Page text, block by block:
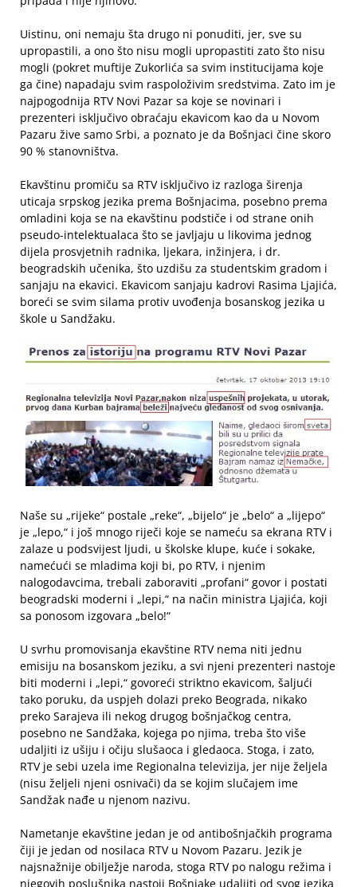
Uistinu, oni nemaju šta drugo ni ponuditi, jer, sve su
upropastili, a ono što nisu mogli upropastiti zato što nisu
mogli (pokret muftije Zukorlića sa svim institucijama koje
ga čine) napadaju svim raspoloživim sredstvima. Zato im je
najpogodnija RTV Novi Pazar sa koje se novinari i
prezenteri isključivo obraćaju ekavicom kao da u Novom
Pazaru žive samo Srbi, a poznato je da Bošnjaci čine skoro
90 % stanovništva.
Ekavštinu promiču sa RTV isključivo iz razloga širenja
uticaja srpskog jezika prema Bošnjacima, posebno prema
omladini koja se na ekavštinu podstiče i od strane onih
pseudo-intelektualaca što se javljaju u likovima jednog
dijela prosvjetnih radnika, ljekara, inžinjera, i dr.
beogradskih učenika, što uzdišu za studentskim gradom i
sanjaju na ekavici. Ekavicom sanjaju kadrovi Rasima Ljajića,
boreći se svim silama protiv uvođenja bosanskog jezika u
škole u Sandžaku.
Naše su „rijeke“ postale „reke“, „bijelo“ je „belo“ a „lijepo“
je „lepo,“ i još mnogo riječi koje se nameću sa ekrana RTV i
zalaze u podsvijest ljudi, u školske klupe, kuće i sokake,
namećući se mladima koji bi, po RTV, i njenim
nalogodavcima, trebali zaboraviti „profani“ govor i postati
beogradski moderni i „lepi,“ na način ministra Ljajića, koji
sa ponosom izgovara „belo!“
U svrhu promovisanja ekavštine RTV nema niti jednu
emisiju na bosanskom jeziku, a svi njeni prezenteri nastoje
biti moderni i „lepi,“ govoreći striktno ekavicom, šaljući
tako poruku, da uspjeh dolazi preko Beograda, nikako
preko Sarajeva ili nekog drugog bošnjačkog centra,
posebno ne Sandžaka, kojega po njima, treba što više
udaljiti iz ušiju i očiju slušaoca i gledaoca. Stoga, i zato,
RTV je sebi uzela ime Regionalna televizija, jer nije željela
(nisu željeli njeni osnivači) da se kojim slučajem ime
Sandžak nađe u njenom nazivu.
Nametanje ekavštine jedan je od antibošnjačkih programa
čiji je jedan od nosilaca RTV u Novom Pazaru. Jezik je
najsnažnije obilježje naroda, stoga RTV po nalogu režima i
njegovih poslušnika nastoji Bošnjake udaljiti od svog jezika